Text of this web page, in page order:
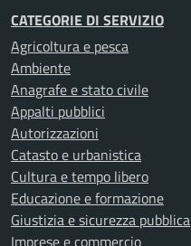
CATEGORIE DI SERVIZIO
Agricoltura e pesca
Ambiente
Anagrafe e stato civile
Appalti pubblici
Autorizzazioni
Catasto e urbanistica
Cultura e tempo libero
Educazione e formazione
Giustizia e sicurezza pubblica
Imprese e commercio